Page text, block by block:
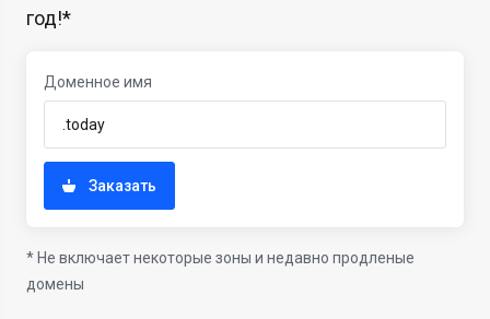
год!*
Доменное имя
Заказать
* Не включает некоторые зоны и недавно продленые
домены